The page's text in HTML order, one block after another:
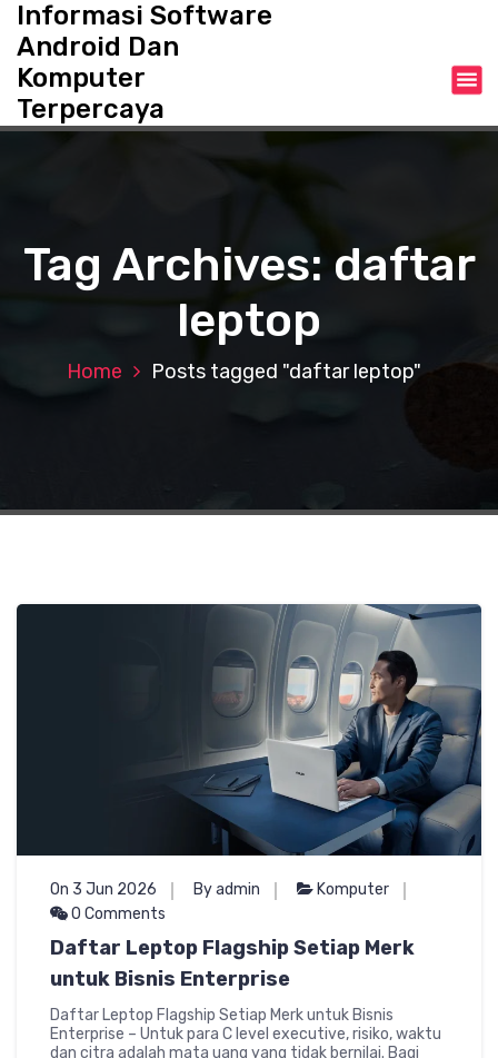
o
Informasi Software
Android Dan
Komputer
Terpercaya
Tag Archives: daftar
leptop
Home Posts tagged "daftar leptop"
On 3 Jun 2026 By admin
Komputer
0 Comments
Daftar Leptop Flagship Setiap Merk
untuk Bisnis Enterprise
Daftar Leptop Flagship Setiap Merk untuk Bisnis
Enterprise – Untuk para C level executive, risiko, waktu
dan citra adalah mata uang yang tidak bernilai. Bagi